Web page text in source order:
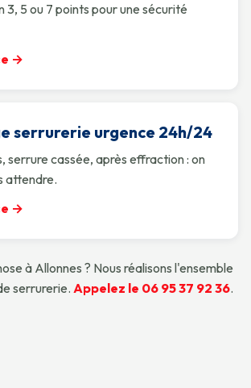
3, 5 ou 7 points pour une sécurité
→
serrurerie urgence 24h/24
serrure cassée, après effraction : on
attendre.
→
à Allonnes ? Nous réalisons l'ensemble
serrurerie. Appelez le 06 95 37 92 36.